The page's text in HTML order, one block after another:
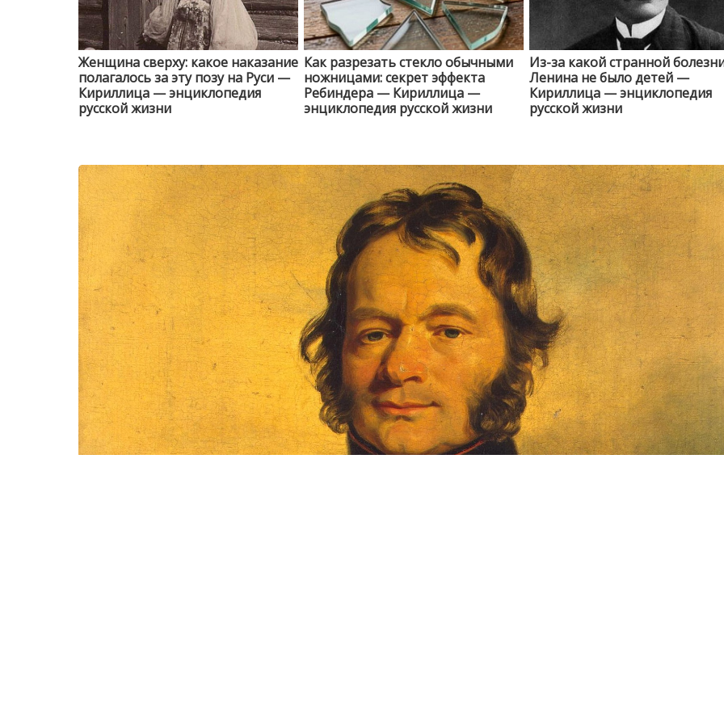
Женщина сверху: какое наказание
полагалось за эту позу на Руси —
Кириллица — энциклопедия
русской жизни
Как разрезать стекло обычными
ножницами: секрет эффекта
Ребиндера — Кириллица —
энциклопедия русской жизни
Из-за какой странной
Ленина не было детей —
Кириллица — энциклопедия
русской жизни